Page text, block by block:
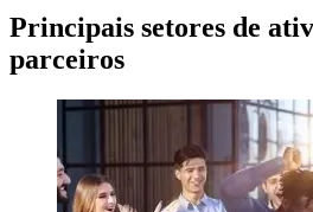
Principais setores de
parceiros